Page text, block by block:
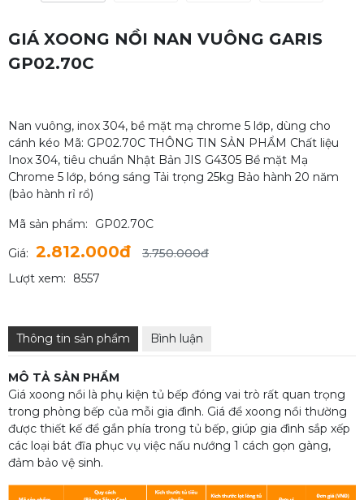
GIÁ XOONG NỒI NAN VUÔNG GARIS
GP02.70C
Nan vuông, inox 304, bề mặt mạ chrome 5 lớp, dùng cho
cánh kéo Mã: GP02.70C THÔNG TIN SẢN PHẨM Chất liệu
Inox 304, tiêu chuẩn Nhật Bản JIS G4305 Bề mặt Mạ
Chrome 5 lớp, bóng sáng Tải trọng 25kg Bảo hành 20 năm
(bảo hành rỉ rổ)
Mã sản phẩm:
GP02.70C
Giá: 2.812.000đ
3.750.000đ
Lượt xem:
8557
Thông tin sản phẩm Bình luận
MÔ TẢ SẢN PHẨM
Giá xoong nồi là phụ kiện tủ bếp đóng vai trò rất quan trọng
trong phòng bếp của mỗi gia đình. Giá để xoong nồi thường
được thiết kế để gắn phía trong tủ bếp, giúp gia đình sắp xếp
các loại bát đĩa phục vụ việc nấu nướng 1 cách gọn gàng,
đảm bảo vệ sinh.